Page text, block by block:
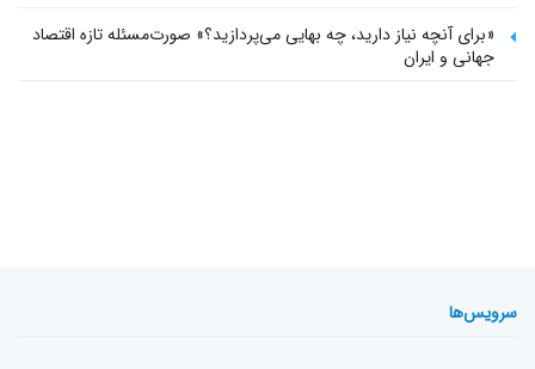
«برای آنچه نیاز دارید، چه بهایی می‌پردازید؟» صورت‌مسئله تازه اقتصاد
جهانی و ایران
سرویس‌ها